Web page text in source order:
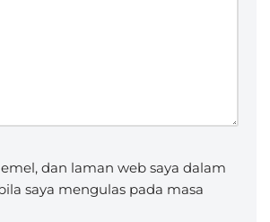
dan laman web saya dalam
saya mengulas pada masa